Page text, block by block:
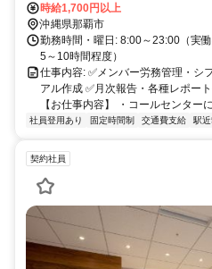
徒歩1分！ ・バス停から徒歩1分 ・
時給1,700円以上
沖縄県那覇市
勤務時間・曜日: 8:00～23:00（実
5～10時間程度）
仕事内容: ✅メンバー労務管理・シ
アル作成 ✅月次報告・各種レポー
【お仕事内容】 ・コールセンター
社員登用あり 固定時間制 交通費支給 駅
契約社員